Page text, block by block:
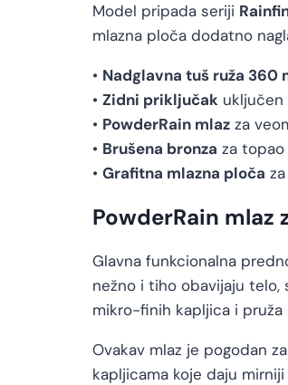
Model pripada seriji
mlazna ploča dodatno
• Nadglavna tuš ruža 360
• Zidni priključak uključen
• PowderRain mlaz za
• Brušena bronza za
• Grafitna mlazna ploča
PowderRain mlaz
Glavna funkcionalna
nežno i tiho obavijaju telo,
mikro-finih kapljica i pruža
Ovakav mlaz je pogodan
kapljicama koje daju